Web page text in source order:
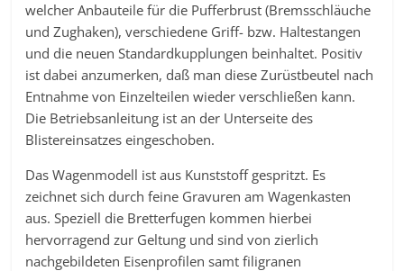
welcher Anbauteile für die Pufferbrust (Bremsschläuche
und Zughaken), verschiedene Griff- bzw. Haltestangen
und die neuen Standardkupplungen beinhaltet. Positiv
ist dabei anzumerken, daß man diese Zurüstbeutel nach
Entnahme von Einzelteilen wieder verschließen kann.
Die Betriebsanleitung ist an der Unterseite des
Blistereinsatzes eingeschoben.
Das Wagenmodell ist aus Kunststoff gespritzt. Es
zeichnet sich durch feine Gravuren am Wagenkasten
aus. Speziell die Bretterfugen kommen hierbei
hervorragend zur Geltung und sind von zierlich
nachgebildeten Eisenprofilen samt filigranen